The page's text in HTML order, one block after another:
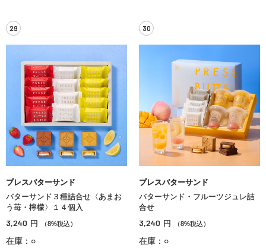
29
プレスバターサンド
バターサンド３種詰合せ〈あまお
う苺・檸檬〉１４個入
3,240 円 （8%税込）
在庫：○
30
プレスバターサンド
バターサンド・フルーツジュレ詰
合せ
3,240 円 （8%税込）
在庫：○